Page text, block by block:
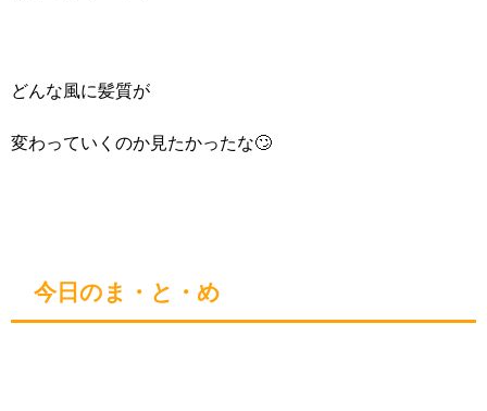
どんな風に髪質が
変わっていくのか見たかったな🙄
今日のま・と・め